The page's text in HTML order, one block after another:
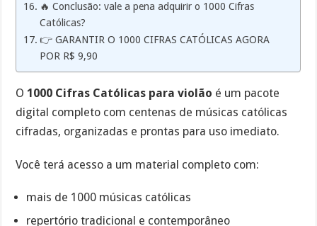
🔥 Conclusão: vale a pena adquirir o 1000 Cifras
Católicas?
👉 GARANTIR O 1000 CIFRAS CATÓLICAS AGORA
POR R$ 9,90
O1000 Cifras Católicas para violão é um pacote
digital completo com centenas de músicas católicas
cifradas, organizadas e prontas para uso imediato.
Você terá acesso a um material completo com:
mais de 1000 músicas católicas
repertório tradicional e contemporâneo